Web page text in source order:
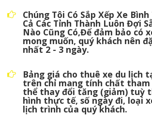
Chúng Tôi Có Sắp Xếp Xe
Cả Các Tỉnh Thành Luôn Đợi
Nào Cũng Có,Để đảm bảo có
mong muốn, quý khách nên
nhất 2 - 3 ngày.
Bảng giá cho thuê xe du lịch
trên chỉ mang tính chất tham
thể thay đổi tăng (giảm) tuỳ
hình thực tế, số ngày đi, loại
lịch trình của quý khách.